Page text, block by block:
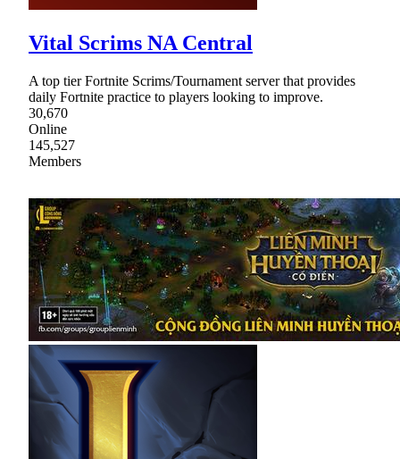
Vital Scrims NA Central
A top tier Fortnite Scrims/Tournament server that provides
daily Fortnite practice to players looking to improve.
30,670
Online
145,527
Members